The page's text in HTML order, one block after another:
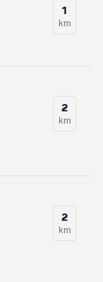
1
km
2
km
2
km